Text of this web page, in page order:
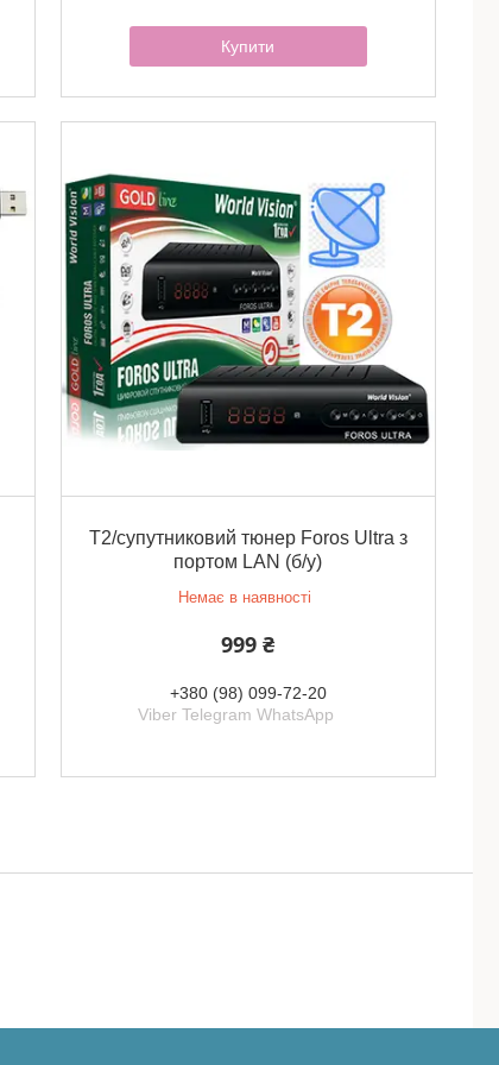
Купити
Т2/супутниковий тюнер Foros Ultra з
портом LAN (б/у)
Немає в наявності
999 ₴
+380 (98) 099-72-20
Viber Telegram WhatsApp